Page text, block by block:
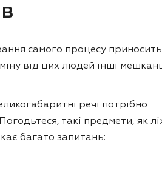
самого процесу
від цих людей інші
речі потрібно
такі предмети, як
багато запитань: